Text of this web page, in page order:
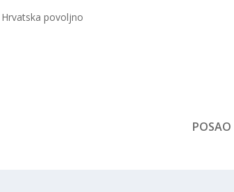
Hrvatska povoljno
POSAO